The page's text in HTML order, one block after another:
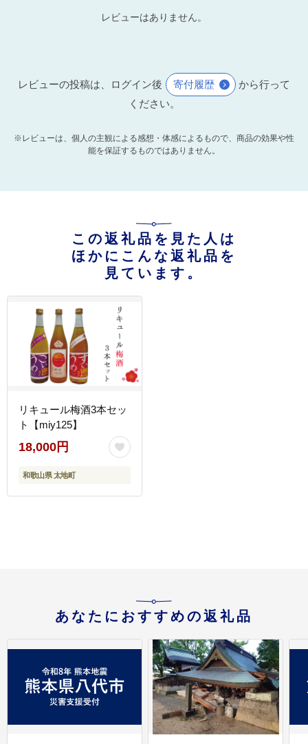
レビューはありません。
レビューの投稿は、ログイン後 寄付履歴
から行って
ください。
※レビューは、個人の主観による感想・体感によるもので、商品の効果や性
能を保証するものではありません。
この返礼品を見た人は
ほかにこんな返礼品を
見ています。
リキュール梅酒3本セッ
ト【miy125】
18,000円
和歌山県 太地町
あなたにおすすめの返礼品